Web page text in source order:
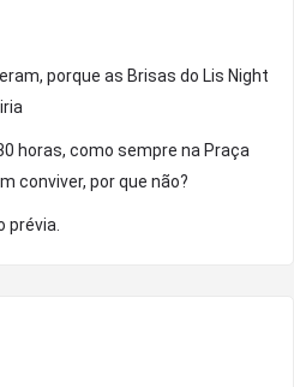
porque as Brisas do Lis Night
horas, como sempre na Praça
conviver, por que não?
prévia.